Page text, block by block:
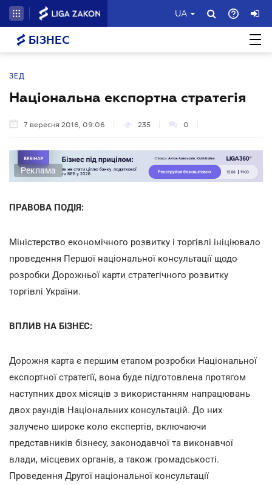
UA
БІЗНЕС
ЗЕД
Національна експортна стратегія
7 вересня 2016, 09:06 235 0
Реклама
ПРАВОВА ПОДІЯ:
Міністерство економічного розвитку і торгівлі ініціювало
проведення Першої національної консультації щодо
розробки Дорожньої карти стратегічного розвитку
торгівлі України.
ВПЛИВ НА БІЗНЕС:
Дорожня карта є першим етапом розробки Національної
експортної стратегії, вона буде підготовлена протягом
наступних двох місяців з використанням напрацювань
двох раундів Національних консультацій. До них
залучено широке коло експертів, включаючи
представників бізнесу, законодавчої та виконавчої
влади, місцевих органів, а також громадськості.
Проведення Другої національної консультації